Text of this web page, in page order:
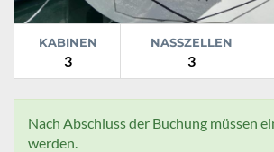
KABINEN
3
NASSZELLEN
3
Nach Abschluss der Buchung müssen
werden.